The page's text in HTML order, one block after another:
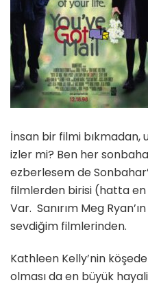
İnsan bir filmi
izler mi? Ben her
ezberlesem de
filmlerden birisi (hatta en
Var. Sanırım Meg
sevdiğim filmlerinden.
Kathleen Kelly’nin
olması da en büyük